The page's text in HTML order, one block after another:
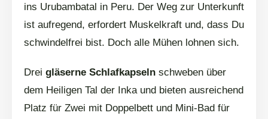
ins Urubambatal in Peru. Der Weg zur Unterkunft
ist aufregend, erfordert Muskelkraft und, dass Du
schwindelfrei bist. Doch alle Mühen lohnen sich.
Drei gläserne Schlafkapseln schweben über
dem Heiligen Tal der Inka und bieten ausreichend
Platz für Zwei mit Doppelbett und Mini-Bad für